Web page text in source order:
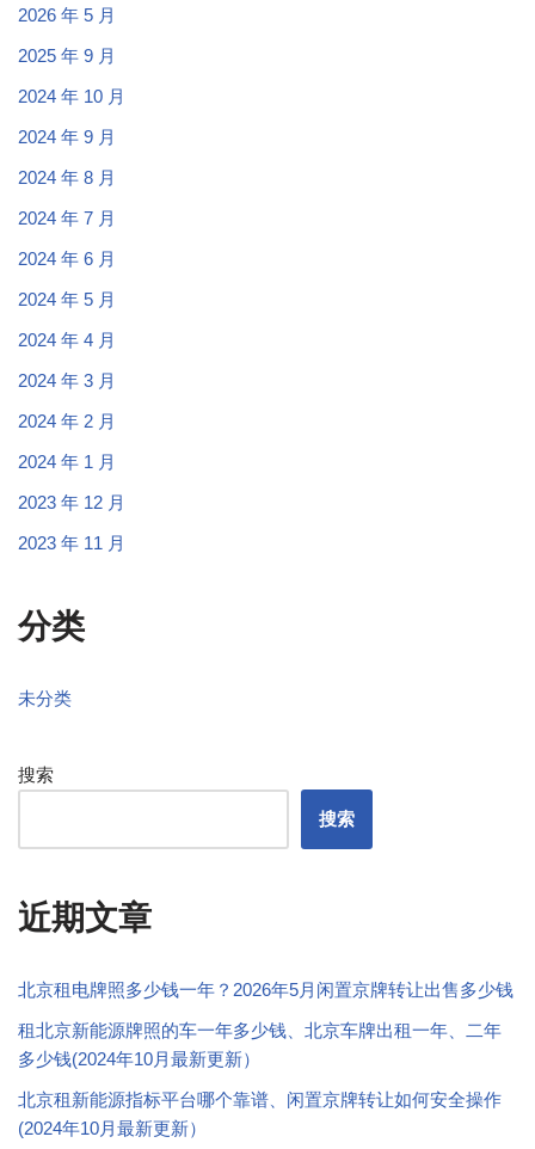
2026 年 5 月
2025 年 9 月
2024 年 10 月
2024 年 9 月
2024 年 8 月
2024 年 7 月
2024 年 6 月
2024 年 5 月
2024 年 4 月
2024 年 3 月
2024 年 2 月
2024 年 1 月
2023 年 12 月
2023 年 11 月
分类
未分类
搜索
搜索
近期文章
北京租电牌照多少钱一年？2026年5月闲置京牌转让出售多少钱
租北京新能源牌照的车一年多少钱、北京车牌出租一年、二年
多少钱(2024年10月最新更新）
北京租新能源指标平台哪个靠谱、闲置京牌转让如何安全操作
(2024年10月最新更新）